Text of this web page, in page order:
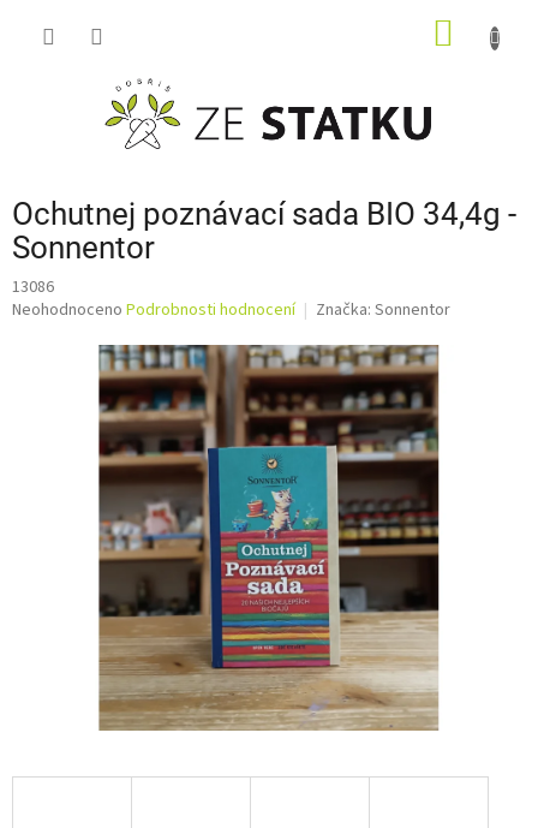
Ochutnej poznávací sada BIO 34,4g -
Sonnentor
13086
Průměrné
Neohodnoceno Podrobnosti hodnocení Značka: Sonnentor